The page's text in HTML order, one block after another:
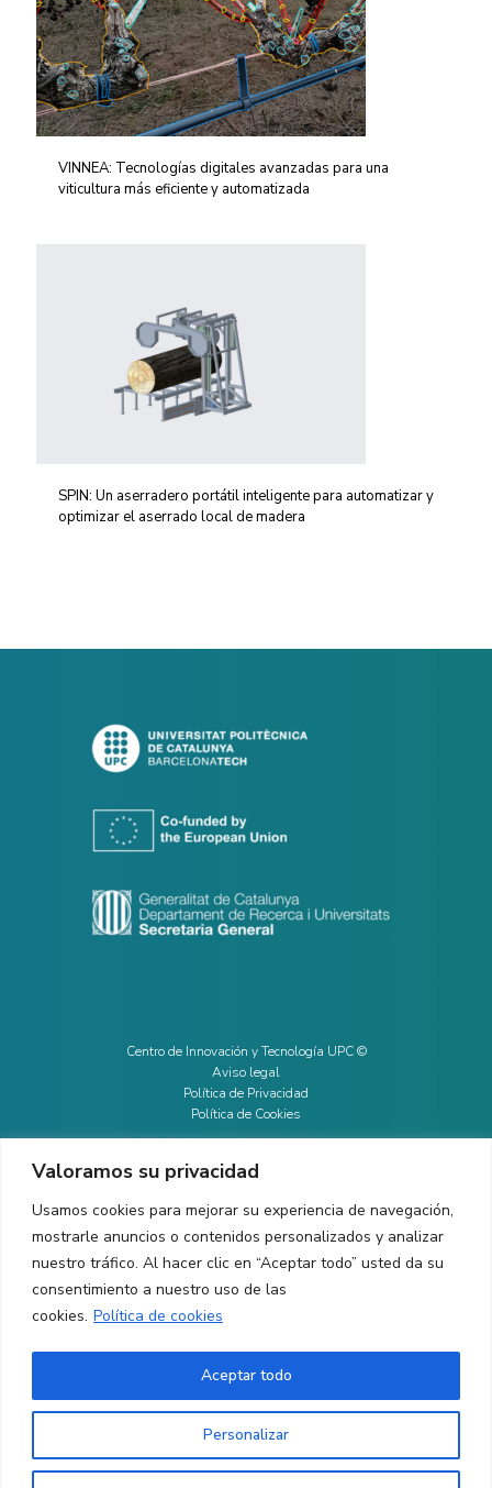
Valoramos su privacidad
Usamos cookies para mejorar su experiencia de navegación,
mostrarle anuncios o contenidos personalizados y analizar
nuestro tráfico. Al hacer clic en “Aceptar todo” usted da su
consentimiento a nuestro uso de las
cookies. Política de cookies
Personalizar
Aceptar todo
VINNEA: Tecnologías digitales avanzadas para una
viticultura más eficiente y automatizada
SPIN: Un aserradero portátil inteligente para automatizar y
optimizar el aserrado local de madera
Centro de Innovación y Tecnología UPC ©
Aviso legal
Política de Privacidad
Política de Cookies
CONTACTO
Ed. K2M (Planta 1, Oficina 106)
C/ Jordi Girona 1-3
08034 Barcelona (España)
+34 93 405 44 03